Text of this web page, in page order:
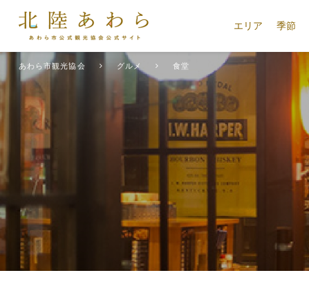
エリア 季節
あわら市観光協会 グルメ 食堂